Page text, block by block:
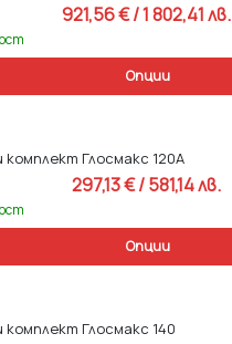
921,56 € / 1 802,41 лв.
Опции
комплект Глосмакс 120А
297,13 € / 581,14 лв.
Опции
комплект Глосмакс 140